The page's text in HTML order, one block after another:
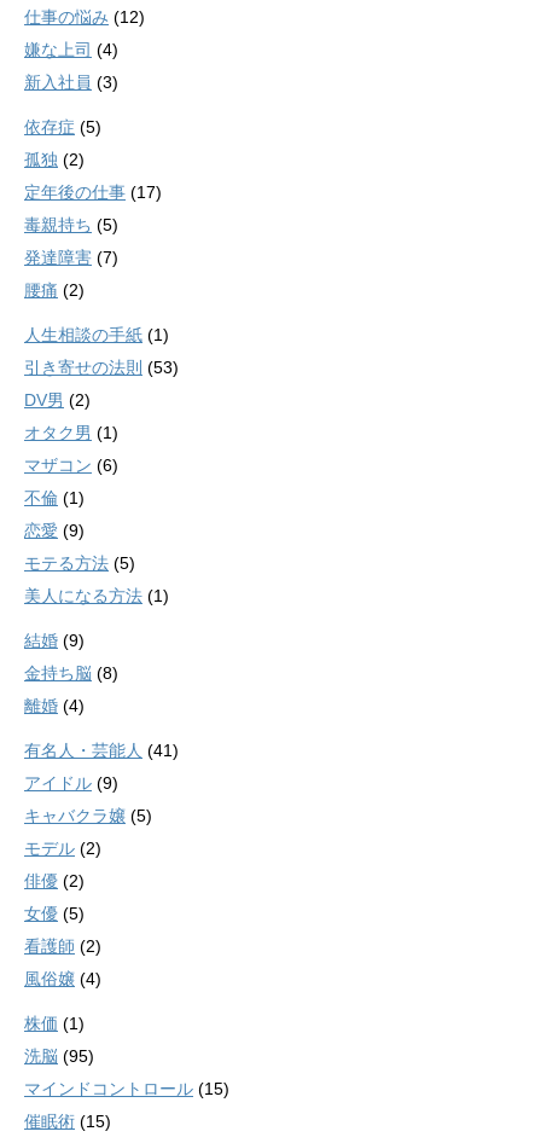
仕事の悩み (12)
嫌な上司 (4)
新入社員 (3)
依存症 (5)
孤独 (2)
定年後の仕事 (17)
毒親持ち (5)
発達障害 (7)
腰痛 (2)
人生相談の手紙 (1)
引き寄せの法則 (53)
DV男 (2)
オタク男 (1)
マザコン (6)
不倫 (1)
恋愛 (9)
モテる方法 (5)
美人になる方法 (1)
結婚 (9)
金持ち脳 (8)
離婚 (4)
有名人・芸能人 (41)
アイドル (9)
キャバクラ嬢 (5)
モデル (2)
俳優 (2)
女優 (5)
看護師 (2)
風俗嬢 (4)
株価 (1)
洗脳 (95)
マインドコントロール (15)
催眠術 (15)